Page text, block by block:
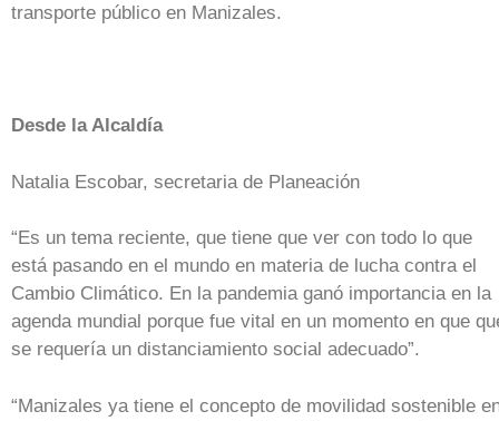
transporte público en Manizales.
Desde la Alcaldía
Natalia Escobar, secretaria de Planeación
“Es un tema reciente, que tiene que ver con todo lo que
está pasando en el mundo en materia de lucha contra el
Cambio Climático. En la pandemia ganó importancia en la
agenda mundial porque fue vital en un momento en que
se requería un distanciamiento social adecuado”.
“Manizales ya tiene el concepto de movilidad sostenible